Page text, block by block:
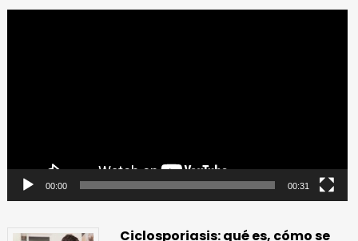
00:00 00:31
Ciclosporiasis: qué es, cómo se